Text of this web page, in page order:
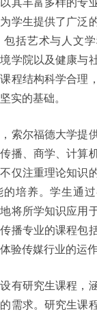
学生提供了广泛
括艺术与人文
学院以及健康与
程结构科学合理
实的基础。
索尔福德大学提
播、商学、计算
仅注重理论知识
培养。学生通
将所学知识应用
播专业的课程包
验传媒行业的运作
有研究生课程，
需求。研究生课